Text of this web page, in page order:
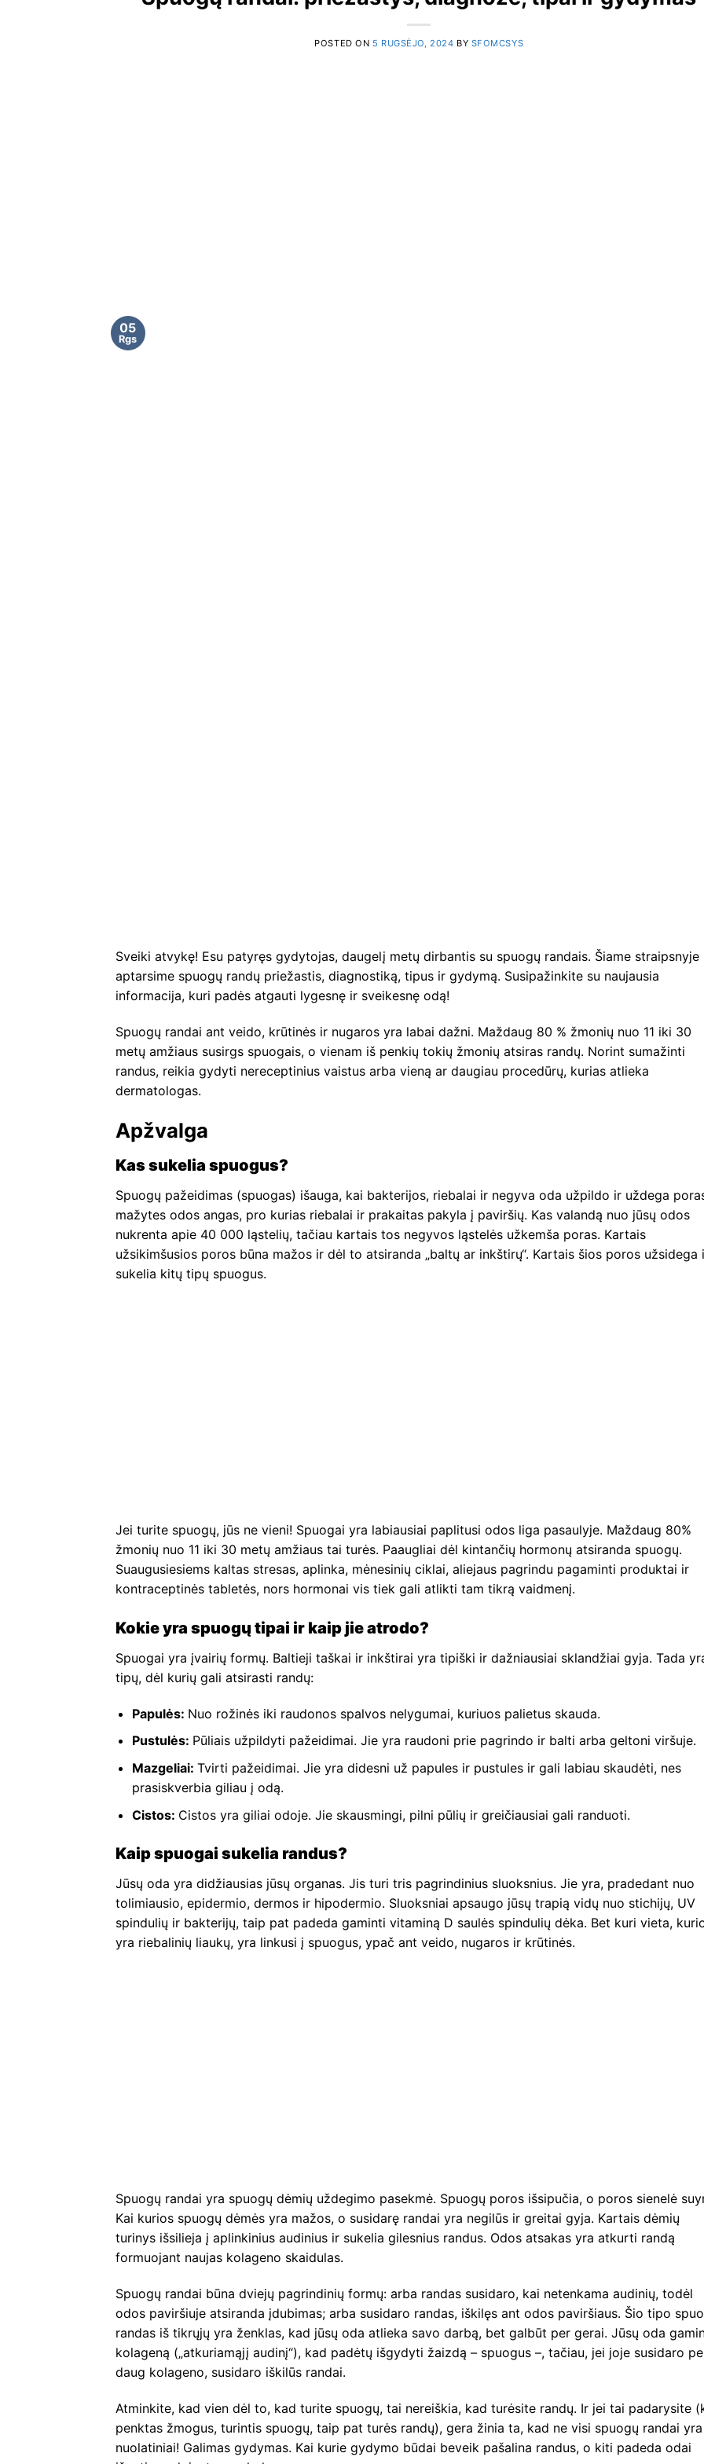
POSTED ON 5 RUGSĖJO, 2024 BY SFOMCSYS
05
Rgs
Sveiki atvykę! Esu patyręs gydytojas, daugelį metų dirbantis su spuogų randais. Šiame straipsnyje
aptarsime spuogų randų priežastis, diagnostiką, tipus ir gydymą. Susipažinkite su naujausia
informacija, kuri padės atgauti lygesnę ir sveikesnę odą!
Spuogų randai ant veido, krūtinės ir nugaros yra labai dažni. Maždaug 80 % žmonių nuo 11 iki 30
metų amžiaus susirgs spuogais, o vienam iš penkių tokių žmonių atsiras randų. Norint sumažinti
randus, reikia gydyti nereceptinius vaistus arba vieną ar daugiau procedūrų, kurias atlieka
dermatologas.
Apžvalga
Kas sukelia spuogus?
Spuogų pažeidimas (spuogas) išauga, kai bakterijos, riebalai ir negyva oda užpildo ir uždega
mažytes odos angas, pro kurias riebalai ir prakaitas pakyla į paviršių. Kas valandą nuo jūsų odos
nukrenta apie 40 000 ląstelių, tačiau kartais tos negyvos ląstelės užkemša poras. Kartais
užsikimšusios poros būna mažos ir dėl to atsiranda „baltų ar inkštirų“. Kartais šios poros užsidega
sukelia kitų tipų spuogus.
Jei turite spuogų, jūs ne vieni! Spuogai yra labiausiai paplitusi odos liga pasaulyje. Maždaug 80%
žmonių nuo 11 iki 30 metų amžiaus tai turės. Paaugliai dėl kintančių hormonų atsiranda spuogų.
Suaugusiesiems kaltas stresas, aplinka, mėnesinių ciklai, aliejaus pagrindu pagaminti produktai ir
kontraceptinės tabletės, nors hormonai vis tiek gali atlikti tam tikrą vaidmenį.
Kokie yra spuogų tipai ir kaip jie atrodo?
Spuogai yra įvairių formų. Baltieji taškai ir inkštirai yra tipiški ir dažniausiai sklandžiai gyja. Tada
tipų, dėl kurių gali atsirasti randų:
Papulės: Nuo rožinės iki raudonos spalvos nelygumai, kuriuos palietus skauda.
Pustulės: Pūliais užpildyti pažeidimai. Jie yra raudoni prie pagrindo ir balti arba geltoni viršuje.
Mazgeliai: Tvirti pažeidimai. Jie yra didesni už papules ir pustules ir gali labiau skaudėti, nes
prasiskverbia giliau į odą.
Cistos: Cistos yra giliai odoje. Jie skausmingi, pilni pūlių ir greičiausiai gali randuoti.
Kaip spuogai sukelia randus?
Jūsų oda yra didžiausias jūsų organas. Jis turi tris pagrindinius sluoksnius. Jie yra, pradedant nuo
tolimiausio, epidermio, dermos ir hipodermio. Sluoksniai apsaugo jūsų trapią vidų nuo stichijų, UV
spindulių ir bakterijų, taip pat padeda gaminti vitaminą D saulės spindulių dėka. Bet kuri vieta,
yra riebalinių liaukų, yra linkusi į spuogus, ypač ant veido, nugaros ir krūtinės.
Spuogų randai yra spuogų dėmių uždegimo pasekmė. Spuogų poros išsipučia, o poros sienelė
Kai kurios spuogų dėmės yra mažos, o susidarę randai yra negilūs ir greitai gyja. Kartais dėmių
turinys išsilieja į aplinkinius audinius ir sukelia gilesnius randus. Odos atsakas yra atkurti randą
formuojant naujas kolageno skaidulas.
Spuogų randai būna dviejų pagrindinių formų: arba randas susidaro, kai netenkama audinių, todėl
odos paviršiuje atsiranda įdubimas; arba susidaro randas, iškilęs ant odos paviršiaus. Šio tipo
randas iš tikrųjų yra ženklas, kad jūsų oda atlieka savo darbą, bet galbūt per gerai. Jūsų oda
kolageną („atkuriamąjį audinį“), kad padėtų išgydyti žaizdą – spuogus –, tačiau, jei joje susidaro
daug kolageno, susidaro iškilūs randai.
Atminkite, kad vien dėl to, kad turite spuogų, tai nereiškia, kad turėsite randų. Ir jei tai padarysite
penktas žmogus, turintis spuogų, taip pat turės randų), gera žinia ta, kad ne visi spuogų randai yra
nuolatiniai! Galimas gydymas. Kai kurie gydymo būdai beveik pašalina randus, o kiti padeda odai